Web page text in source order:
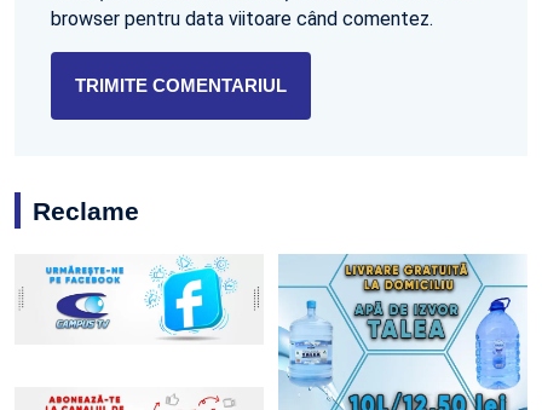
browser pentru data viitoare când comentez.
Reclame